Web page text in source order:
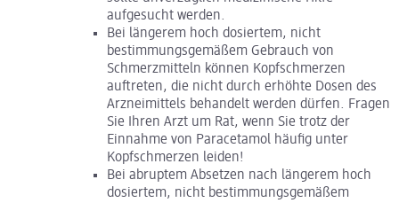
aufgesucht werden.
Bei längerem hoch dosiertem, nicht
bestimmungsgemäßem Gebrauch von
Schmerzmitteln können Kopfschmerzen
auftreten, die nicht durch erhöhte Dosen des
Arzneimittels behandelt werden dürfen. Fragen
Sie Ihren Arzt um Rat, wenn Sie trotz der
Einnahme von Paracetamol häufig unter
Kopfschmerzen leiden!
Bei abruptem Absetzen nach längerem hoch
dosiertem, nicht bestimmungsgemäßem